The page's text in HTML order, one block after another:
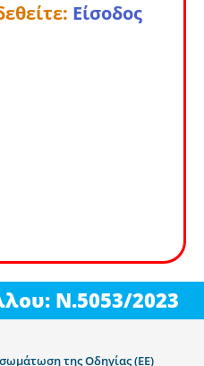
Είσοδος
Ν.5053/2023
της Οδηγίας (ΕΕ)